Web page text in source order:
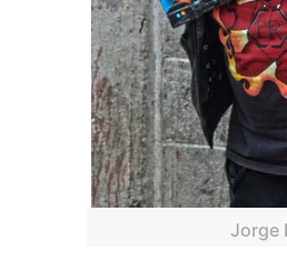
Jorge